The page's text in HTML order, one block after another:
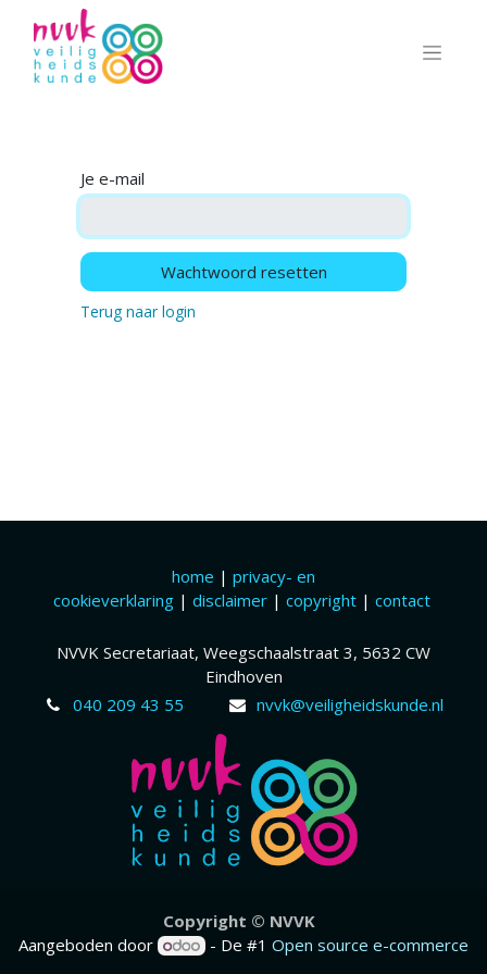
Je e-mail
Wachtwoord resetten
Terug naar login
home | privacy- en
cookieverklaring| disclaimer | copyright| contact
NVVK Secretariaat, Weegschaalstraat 3, 5632 CW
Eindhoven
040 209 43 55
nvvk@veiligheidskunde.nl
Copyr​ight © NVVK
Aangeboden door
- De #1 Open source e-commerce